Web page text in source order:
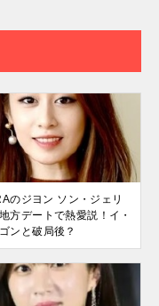
のジヨン ソン・ジェリ
方デートで熱愛説！イ・
ンと破局後？